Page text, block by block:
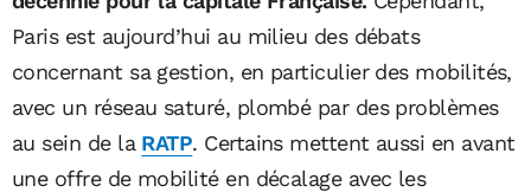
Paris est aujourd’hui au milieu des débats
concernant sa gestion, en particulier des mobilités,
avec un réseau saturé, plombé par des problèmes
au sein de la RATP. Certains mettent aussi en avant
une offre de mobilité en décalage avec les